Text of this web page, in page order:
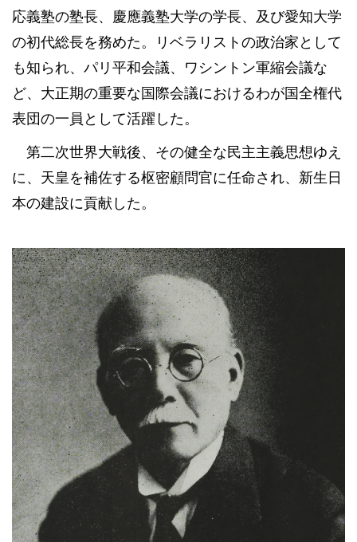
応義塾の塾長、慶應義塾大学の学長、及び愛知大学
の初代総長を務めた。リベラリストの政治家として
も知られ、パリ平和会議、ワシントン軍縮会議な
ど、大正期の重要な国際会議におけるわが国全権代
表団の一員として活躍した。
第二次世界大戦後、その健全な民主主義思想ゆえ
に、天皇を補佐する枢密顧問官に任命され、新生日
本の建設に貢献した。